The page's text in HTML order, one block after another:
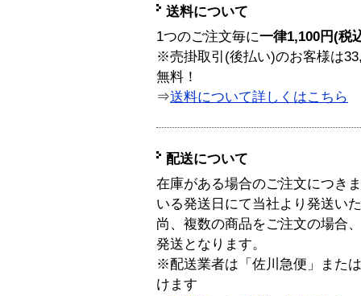
送料について
1つのご注文毎に一律1,100円(税
※売掛取引(後払い)のお客様は
無料！
⇒送料について詳しくはこちら
配送について
在庫がある場合のご注文につき
いる発送日にて当社より発送い
尚、複数の商品をご注文の場合
発送となります。
※配送業者は「佐川急便」また
けます